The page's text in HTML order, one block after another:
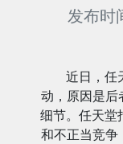
发布时
近日，任
动，原因是
细节。任天堂
和不正当竞